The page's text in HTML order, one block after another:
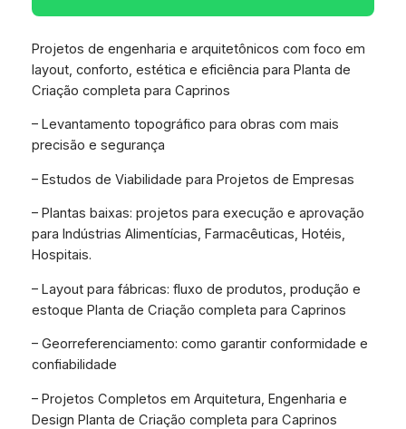
Projetos de engenharia e arquitetônicos com foco em
layout, conforto, estética e eficiência para Planta de
Criação completa para Caprinos
– Levantamento topográfico para obras com mais
precisão e segurança
– Estudos de Viabilidade para Projetos de Empresas
– Plantas baixas: projetos para execução e aprovação
para Indústrias Alimentícias, Farmacêuticas, Hotéis,
Hospitais.
– Layout para fábricas: fluxo de produtos, produção e
estoque Planta de Criação completa para Caprinos
– Georreferenciamento: como garantir conformidade e
confiabilidade
– Projetos Completos em Arquitetura, Engenharia e
Design Planta de Criação completa para Caprinos